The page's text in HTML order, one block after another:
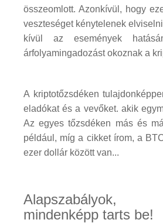
összeomlott. Azonkívül, hogy
veszteséget kénytelenek
kívül az események
árfolyamingadozást okoznak a
A kriptotőzsdéken
eladókat és a vevőket. akik
Az egyes tőzsdéken más és
például, míg a cikket írom, a
ezer dollár között van...
mindenképp tarts be!